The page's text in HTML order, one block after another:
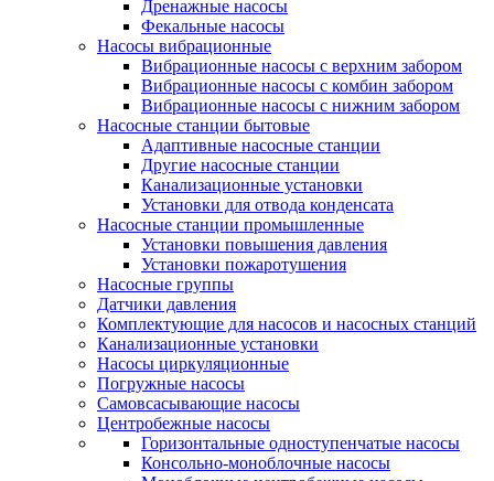
Дренажные насосы
Фекальные насосы
Насосы вибрационные
Вибрационные насосы с верхним забором
Вибрационные насосы с комбин забором
Вибрационные насосы с нижним забором
Насосные станции бытовые
Адаптивные насосные станции
Другие насосные станции
Канализационные установки
Установки для отвода конденсата
Насосные станции промышленные
Установки повышения давления
Установки пожаротушения
Насосные группы
Датчики давления
Комплектующие для насосов и насосных станций
Канализационные установки
Насосы циркуляционные
Погружные насосы
Самовсасывающие насосы
Центробежные насосы
Горизонтальные одноступенчатые насосы
Консольно-моноблочные насосы